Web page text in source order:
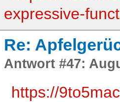
expressive-
Re:
Antwort #47:
https://